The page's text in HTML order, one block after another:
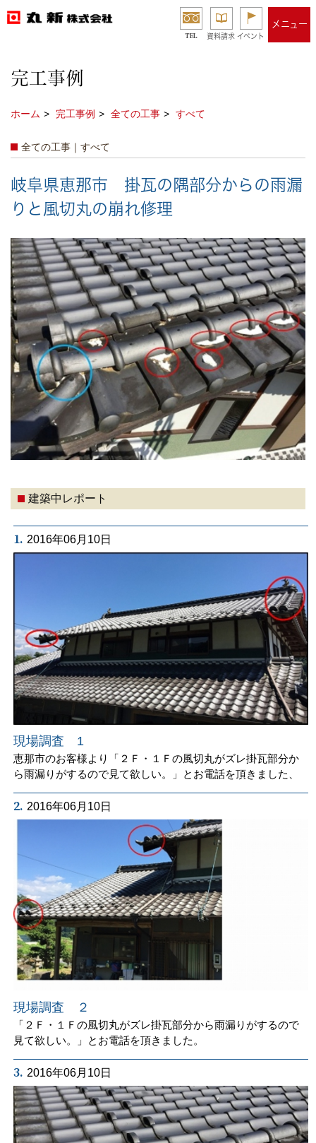
TEL 資料請求 イベント
メニュー
完工事例
ホーム 完工事例 全ての工事 すべて
全ての工事｜すべて
岐阜県恵那市 掛瓦の隅部分からの雨漏
りと風切丸の崩れ修理
建築中レポート
1. 2016年06月10日
現場調査 1
恵那市のお客様より「２Ｆ・１Ｆの風切丸がズレ掛瓦部分か
ら雨漏りがするので見て欲しい。」とお電話を頂きました、
2. 2016年06月10日
現場調査 ２
「２Ｆ・１Ｆの風切丸がズレ掛瓦部分から雨漏りがするので
見て欲しい。」とお電話を頂きました。
3. 2016年06月10日